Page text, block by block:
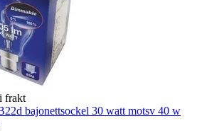
frakt
bajonettsockel 30 watt motsv 40 w